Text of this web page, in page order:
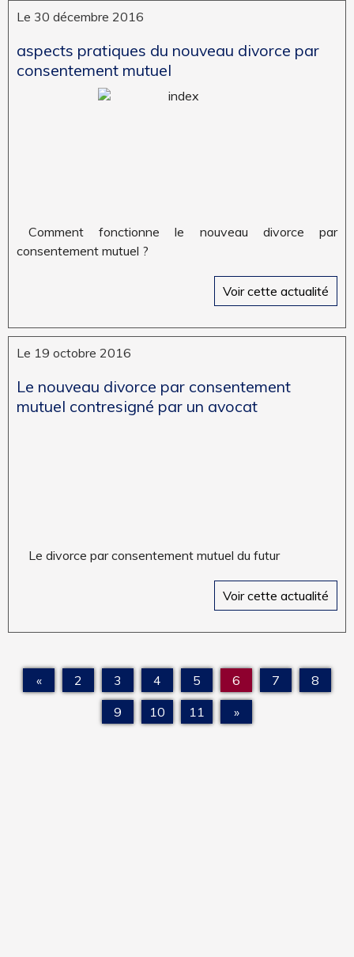
Le 30 décembre 2016
aspects pratiques du nouveau divorce par
consentement mutuel
comment fonctionne le nouveau divorce par
consentement mutuel ?
Voir cette actualité
Le 19 octobre 2016
Le nouveau divorce par consentement
mutuel contresigné par un avocat
Le divorce par consentement mutuel du futur
Voir cette actualité
« 2 3 4 5 6 7
8
9
10 11 »